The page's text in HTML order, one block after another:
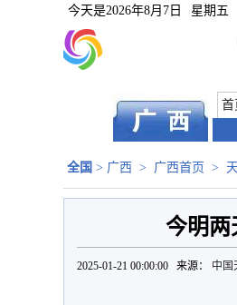
今天是2026年8月7日 星期五
首
全国 > 广西 > 广西首页 >
今明两
2025-01-21 00:00:00 来源： 中国